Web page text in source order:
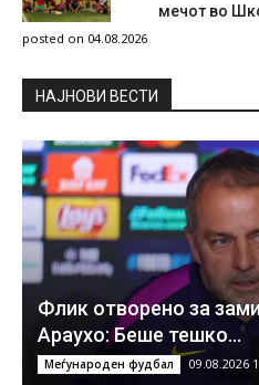
мечот во
posted on 04.08.2026
НAЈНОВИ ВЕСТИ
Флик отворено за
Араухо: Беше тешко…
Меѓународен фудбал 09.08.2026